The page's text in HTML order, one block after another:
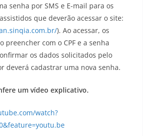
senha por SMS e E-mail para os
que deverão acessar o site:
). Ao acessar, os
preencher com o CPF e a senha
os dados solicitados pelo
deverá cadastrar uma nova senha.
um vídeo explicativo.
watch?